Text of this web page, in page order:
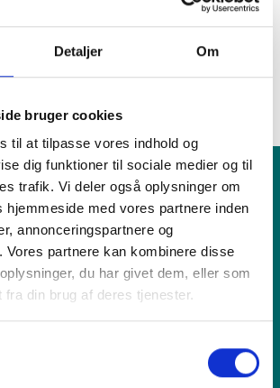
Detaljer Om
bruger cookies
til at tilpasse vores indhold og
dig funktioner til sociale medier og til
trafik. Vi deler også oplysninger om
hjemmeside med vores partnere inden
annonceringspartnere og
Vores partnere kan kombinere disse
du har givet dem, eller som
fra din brug af deres tjenester.